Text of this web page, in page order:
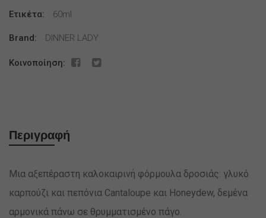
60ml
ποσότητα
Ετικέτα: 60ml
Brand: DINNER LADY
Κοινοποίηση:
Περιγραφή
Μια αξεπέραστη καλοκαιρινή φόρμουλα δροσιάς: γλυκό
καρπούζι και πεπόνια Cantaloupe και Honeydew, δεμένα
αρμονικά πάνω σε θρυμματισμένο πάγο.